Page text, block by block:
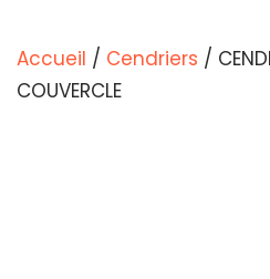
Accueil / Cendriers /
COUVERCLE